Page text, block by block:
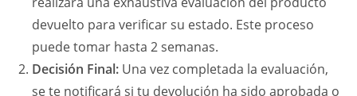
devuelto para verificar su estado. Este proceso
puede tomar hasta 2 semanas.
Decisión Final: Una vez completada la evaluación,
se te notificará si tu devolución ha sido aprobada o